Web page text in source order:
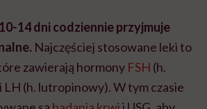
14 dni codziennie przyjmuje
Najczęściej stosowane leki to
zawierają hormony FSH (h.
(h. lutropinowy). W tym czasie